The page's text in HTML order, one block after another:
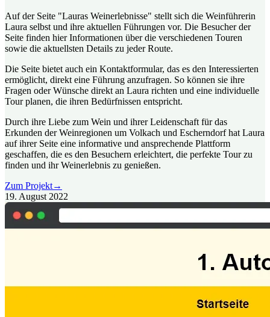
Auf der Seite "Lauras Weinerlebnisse" stellt sich die Weinführerin
Laura selbst und ihre aktuellen Führungen vor. Die Besucher der
Seite finden hier Informationen über die verschiedenen Touren
sowie die aktuellsten Details zu jeder Route.
Die Seite bietet auch ein Kontaktformular, das es den Interessierten
ermöglicht, direkt eine Führung anzufragen. So können sie ihre
Fragen oder Wünsche direkt an Laura richten und eine individuelle
Tour planen, die ihren Bedürfnissen entspricht.
Durch ihre Liebe zum Wein und ihrer Leidenschaft für das
Erkunden der Weinregionen um Volkach und Escherndorf hat Laura
auf ihrer Seite eine informative und ansprechende Plattform
geschaffen, die es den Besuchern erleichtert, die perfekte Tour zu
finden und ihr Weinerlebnis zu genießen.
Zum Projekt→
19. August 2022